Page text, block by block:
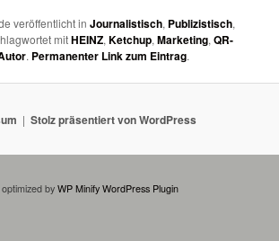
veröffentlicht inJournalistisch, Publizistisch,
mitHEINZ,Ketchup,Marketing,QR-
. Permanenter Link zum Eintrag.
Stolz präsentiert von WordPress
optimized byWP Minify WordPress Plugin